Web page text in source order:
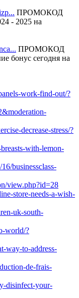
ПРОМОКОД
- 2025 на
ПРОМОКОД
бонус сегодня на
work-find-out/?
decrease-stress/?
with-lemon-
businessclass-
view.php?id=28
store-needs-a-wish-
uk-south-
world/?
way-to-address-
de-frais-
disinfect-your-